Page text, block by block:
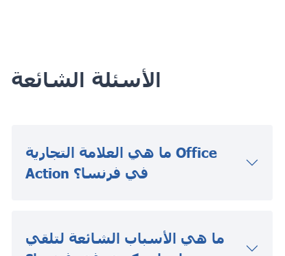
الأسئلة الشائعة
ما هي العلامة التجارية Office
Action في فرنسا؟
ما هي الأسباب الشائعة لتلقي